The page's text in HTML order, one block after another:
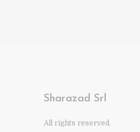
Sharazad Srl
All rights reserved.